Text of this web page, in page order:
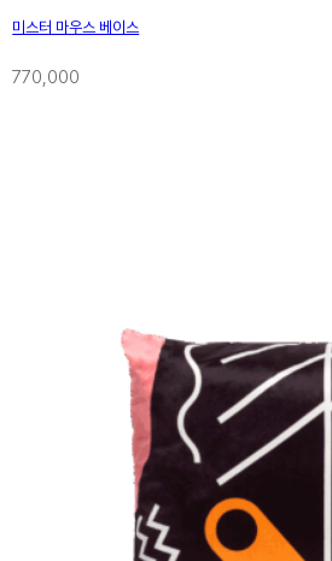
미스터 마우스 베이스
770,000